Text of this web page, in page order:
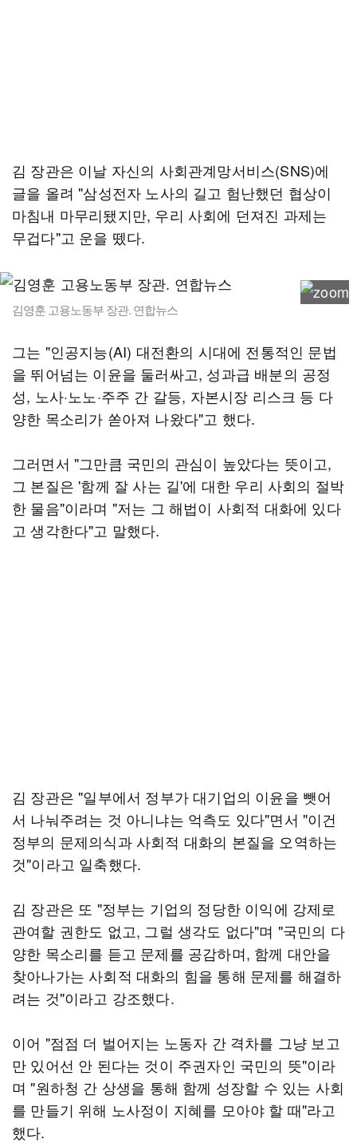
김 장관은 이날 자신의 사회관계망서비스(SNS)에
글을 올려 "삼성전자 노사의 길고 험난했던 협상이
마침내 마무리됐지만, 우리 사회에 던져진 과제는
무겁다"고 운을 뗐다.
김영훈 고용노동부 장관. 연합뉴스
그는 "인공지능(AI) 대전환의 시대에 전통적인 문법
을 뛰어넘는 이윤을 둘러싸고, 성과급 배분의 공정
성, 노사·노노·주주 간 갈등, 자본시장 리스크 등 다
양한 목소리가 쏟아져 나왔다"고 했다.
그러면서 "그만큼 국민의 관심이 높았다는 뜻이고,
그 본질은 '함께 잘 사는 길'에 대한 우리 사회의 절박
한 물음"이라며 "저는 그 해법이 사회적 대화에 있다
고 생각한다"고 말했다.
김 장관은 "일부에서 정부가 대기업의 이윤을 뺏어
서 나눠주려는 것 아니냐는 억측도 있다"면서 "이건
정부의 문제의식과 사회적 대화의 본질을 오역하는
것"이라고 일축했다.
김 장관은 또 "정부는 기업의 정당한 이익에 강제로
관여할 권한도 없고, 그럴 생각도 없다"며 "국민의 다
양한 목소리를 듣고 문제를 공감하며, 함께 대안을
찾아나가는 사회적 대화의 힘을 통해 문제를 해결하
려는 것"이라고 강조했다.
이어 "점점 더 벌어지는 노동자 간 격차를 그냥 보고
만 있어선 안 된다는 것이 주권자인 국민의 뜻"이라
며 "원하청 간 상생을 통해 함께 성장할 수 있는 사회
를 만들기 위해 노사정이 지혜를 모아야 할 때"라고
했다.